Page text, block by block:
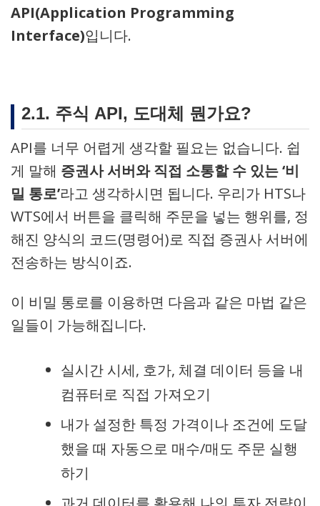
API(Application Programming
Interface)입니다.
2.1. 주식 API, 도대체 뭔가요?
API를 너무 어렵게 생각할 필요는 없습니다. 쉽
게 말해 증권사 서버와 직접 소통할 수 있는 ‘비
밀 통로’라고 생각하시면 됩니다. 우리가 HTS나
WTS에서 버튼을 클릭해 주문을 넣는 행위를, 정
해진 양식의 코드(명령어)로 직접 증권사 서버에
전송하는 방식이죠.
이 비밀 통로를 이용하면 다음과 같은 마법 같은
일들이 가능해집니다.
실시간 시세, 호가, 체결 데이터 등을 내
컴퓨터로 직접 가져오기
내가 설정한 특정 가격이나 조건에 도달
했을 때 자동으로 매수/매도 주문 실행
하기